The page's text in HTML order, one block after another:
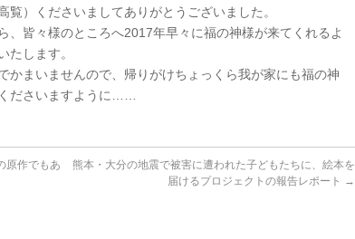
覧）くださいましてありがとうございました。
、皆々様のところへ2017年早々に福の神様が来てくれるよ
たします。
かまいませんので、帰りがけちょっくら我が家にも福の神
ださいますように……
原作でもあ
熊本・大分の地震で被害に遭われた子どもたちに、絵本を
届けるプロジェクトの報告レポート →